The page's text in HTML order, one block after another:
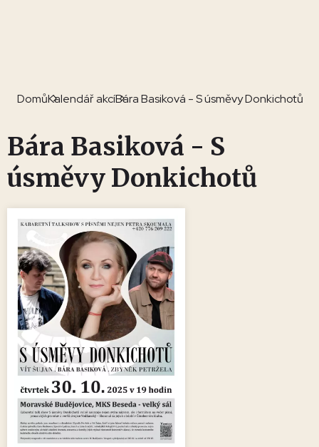
DomůKalendář akcíBára Basiková - S úsměvy Donkichotů
Bára Basiková - S
úsměvy Donkichotů